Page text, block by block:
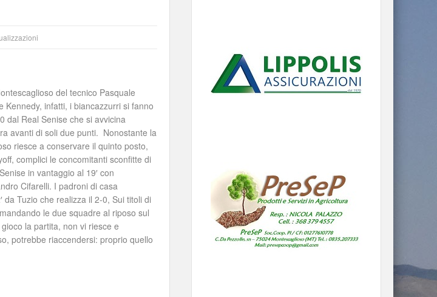
del tecnico Pasquale
Kennedy, infatti, i biancazzurri si fanno
dal Real Senise che si avvicina
avanti di soli due punti. Nonostante la
riesce a conservare il quinto posto,
complici le concomitanti sconfitte di
in vantaggio al 19′ con
Cifarelli. I padroni di casa
Tuzio che realizza il 2-0, Sui titoli di
le due squadre al riposo sul
la partita, non vi riesce e
potrebbe riaccendersi: proprio quello